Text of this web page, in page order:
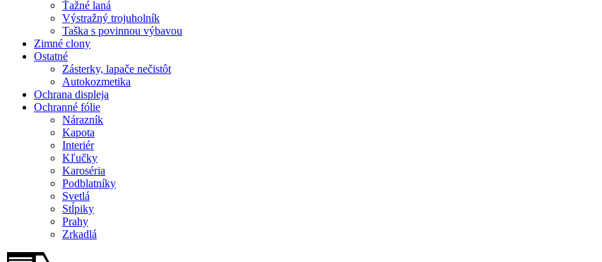
Ťažné laná
Výstražný trojuholník
Taška s povinnou výbavou
Zimné clony
Ostatné
Zásterky, lapače nečistôt
Autokozmetika
Ochrana displeja
Ochranné fólie
Nárazník
Kapota
Interiér
Kľučky
Karoséria
Podblatníky
Svetlá
Stĺpiky
Prahy
Zrkadlá